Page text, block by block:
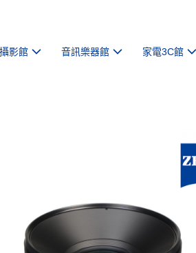
影館 音訊樂器館 家電3C館